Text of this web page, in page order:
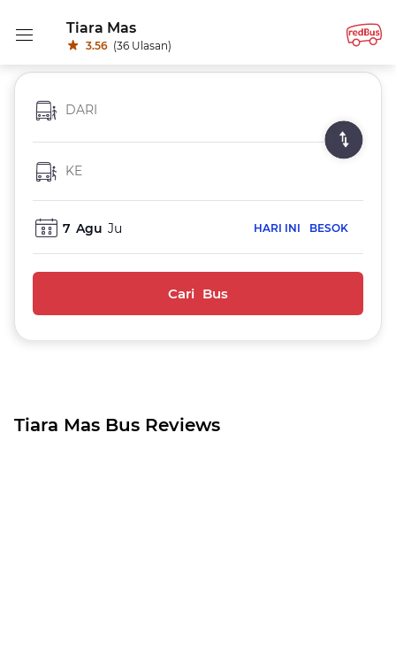
Tiara Mas
3.56 (36 Ulasan)
DARI
KE
7 Agu Ju HARI INI BESOK
Cari Bus
Tiara Mas Bus Reviews